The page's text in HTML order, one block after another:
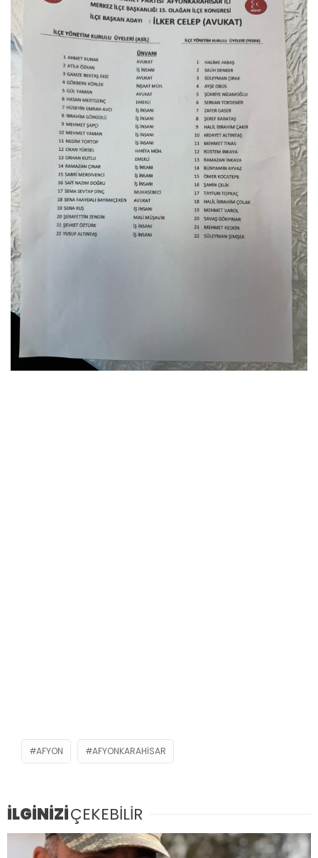
AFYON AFYONKARAHISAR
İLGİNİZİÇEKEBİLİR